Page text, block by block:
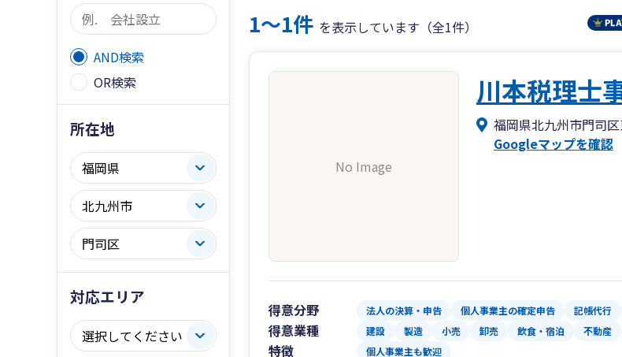
AND検索
OR検索
所在地
対応エリア
1〜1件 を表示しています（全1件）
No Image
川本税理士
福岡県北九州市門司
Googleマップを確認
得意分野 法人の決算・申告 個人事業主の確定申告 記帳代行
得意業種 建設 製造 小売 卸売 飲食・宿泊 不動産
特徴 個人事業主も歓迎